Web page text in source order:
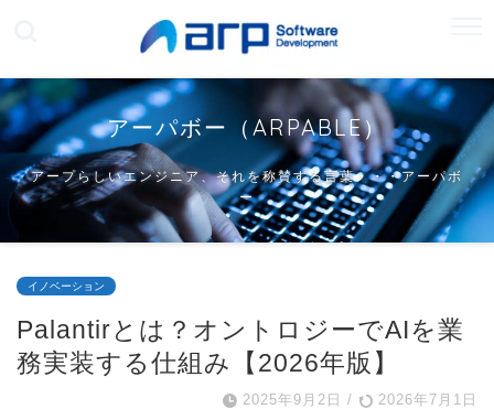
アーパボー（ARPABLE）
アープらしいエンジニア、それを称賛する言葉・・・アーパボ
ー
イノベーション
Palantirとは？オントロジーでAIを業
務実装する仕組み【2026年版】
2025年9月2日 / 2026年7月1日